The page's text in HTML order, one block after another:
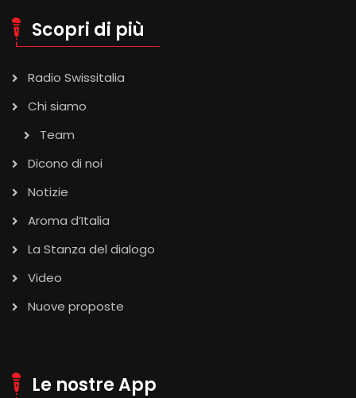
Scopri di più
Radio Swissitalia
Chi siamo
Team
Dicono di noi
Notizie
Aroma d’Italia
La Stanza del dialogo
Video
Nuove proposte
Le nostre App